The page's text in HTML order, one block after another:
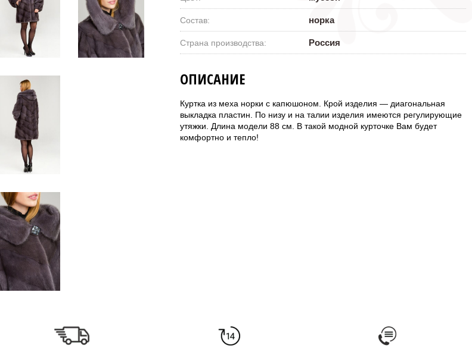
Состав: норка
Страна производства: Россия
ОПИСАНИЕ
Куртка из меха норки с капюшоном. Крой изделия — диагональная
выкладка пластин. По низу и на талии изделия имеются регулирующие
утяжки. Длина модели 88 см. В такой модной курточке Вам будет
комфортно и тепло!